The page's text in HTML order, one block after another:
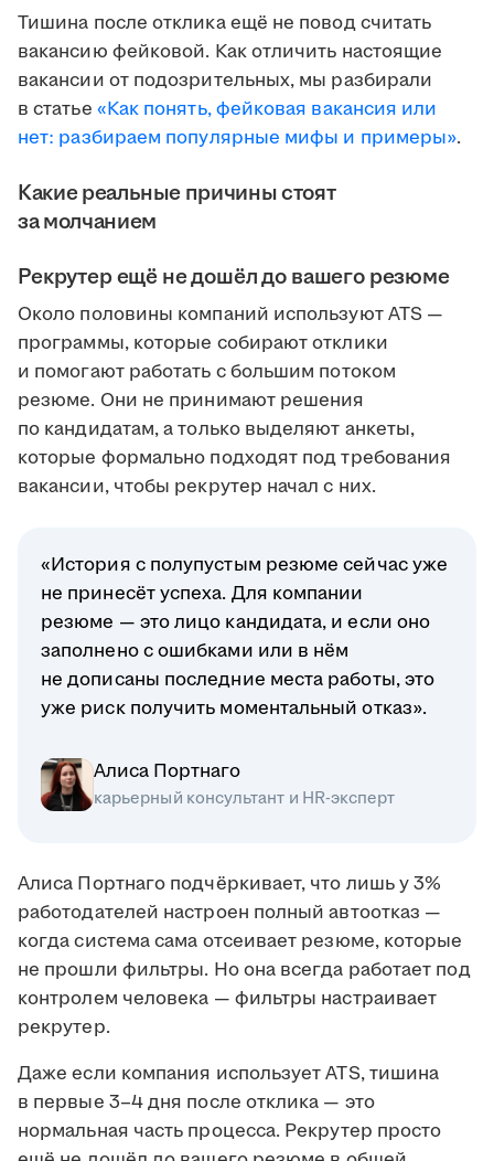
Тишина после отклика ещё не повод считать
вакансию фейковой. Как отличить настоящие
вакансии от подозрительных, мы разбирали
в статье «Как понять, фейковая вакансия или
нет: разбираем популярные мифы и примеры».
Какие реальные причины стоят
за молчанием
Рекрутер ещё не дошёл до вашего резюме
Около половины компаний используют ATS —
программы, которые собирают отклики
и помогают работать с большим потоком
резюме. Они не принимают решения
по кандидатам, а только выделяют анкеты,
которые формально подходят под требования
вакансии, чтобы рекрутер начал с них.
«История с полупустым резюме сейчас уже
не принесёт успеха. Для компании
резюме — это лицо кандидата, и если оно
заполнено с ошибками или в нём
не дописаны последние места работы, это
уже риск получить моментальный отказ».
Алиса Портнаго
карьерный консультант и HR-эксперт
Алиса Портнаго подчёркивает, что лишь у 3%
работодателей настроен полный автоотказ —
когда система сама отсеивает резюме, которые
не прошли фильтры. Но она всегда работает под
контролем человека — фильтры настраивает
рекрутер.
Даже если компания использует ATS, тишина
в первые 3–4 дня после отклика — это
нормальная часть процесса. Рекрутер просто